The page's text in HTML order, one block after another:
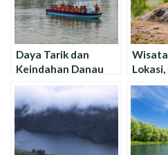
Daya Tarik dan
Keindahan Danau
Samba Tambelang di
Bekasi
Wisata
dan